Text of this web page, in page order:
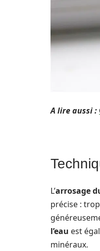
A lire aussi :
L’arrosage
précise :
l’eau est
minéraux.